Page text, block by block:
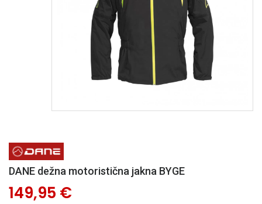
DANE dežna motoristična jakna BYGE
149,95 €